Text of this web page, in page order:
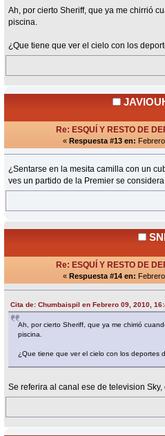
Ah, por cierto Sheriff, que ya me chirrió
piscina.
¿Que tiene que ver el cielo con los
Re: ESQUÍ Y RESTO DE
« Respuesta #13 en:
¿Sentarse en la mesita camilla con un
ves un partido de la Premier se
Re: ESQUÍ Y RESTO DE
« Respuesta #14 en:
Cita de: Chumbaispil en Febrero 09, 2010,
Ah, por cierto Sheriff, que ya me chirrió
piscina.
¿Que tiene que ver el cielo con los deportes
Se referira al canal ese de television